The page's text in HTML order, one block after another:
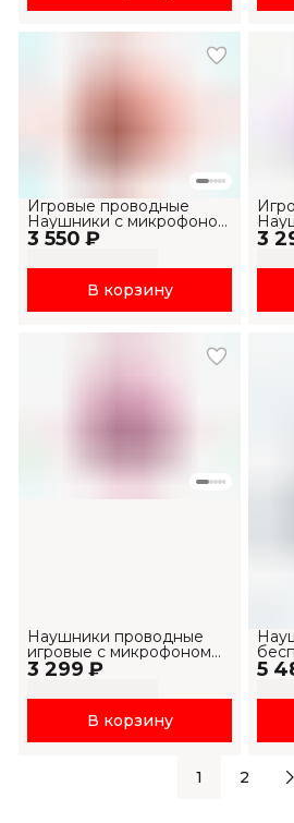
3 550 ₽
Игровые проводные
Наушники с микрофоном
Havit HV-H2002dwr
В корзину
3
3 299 ₽
Наушники проводные
игровые с микрофоном
H2002d
В корзину
5
1 2